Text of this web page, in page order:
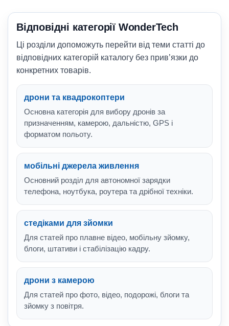
Відповідні категорії WonderTech
Ці розділи допоможуть перейти від теми статті до
відповідних категорій каталогу без прив’язки до
конкретних товарів.
дрони та квадрокоптери
Основна категорія для вибору дронів за
призначенням, камерою, дальністю, GPS і
форматом польоту.
мобільні джерела живлення
Основний розділ для автономної зарядки
телефона, ноутбука, роутера та дрібної техніки.
стедіками для зйомки
Для статей про плавне відео, мобільну зйомку,
блоги, штативи і стабілізацію кадру.
дрони з камерою
Для статей про фото, відео, подорожі, блоги та
зйомку з повітря.